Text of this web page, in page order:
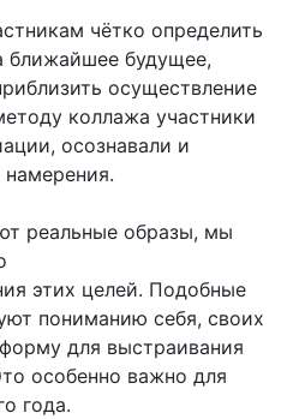
чётко определить
ближайшее будущее,
осуществление
коллажа участники
осознавали и
реальные образы, мы
этих целей. Подобные
пониманию себя, своих
для выстраивания
особенно важно для
года.